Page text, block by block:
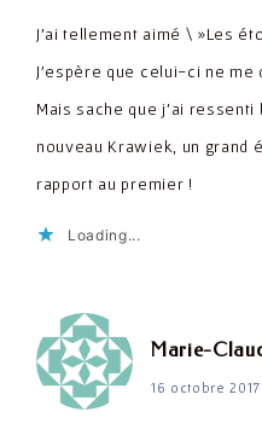
J'ai tellement aimé \ »Les
J'espère que celui-ci ne me
Mais sache que j'ai ressenti
nouveau Krawiek, un grand
rapport au premier !
Loading...
Marie-
16 octobre 2017